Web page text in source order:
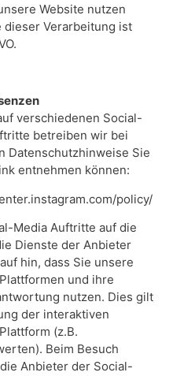
Website nutzen
dieser Verarbeitung ist
verschiedenen Social-
betreiben wir bei
Datenschutzhinweise Sie
entnehmen können:
policy/
Media Auftritte auf die
Dienste der Anbieter
hin, dass Sie unsere
und ihre
nutzen. Dies gilt
der interaktiven
(z.B.
Beim Besuch
Anbieter der Social-